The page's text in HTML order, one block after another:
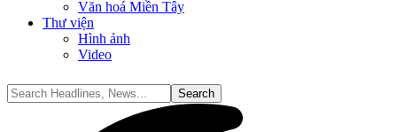
Văn hoá Miền Tây
Thư viện
Hình ảnh
Video